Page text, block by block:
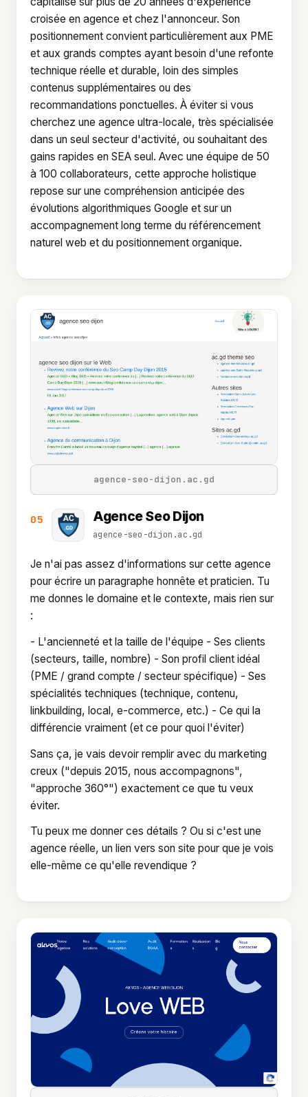
croisée en agence et chez l'annonceur. Son
positionnement convient particulièrement aux PME
et aux grands comptes ayant besoin d'une refonte
technique réelle et durable, loin des simples
contenus supplémentaires ou des
recommandations ponctuelles. À éviter si vous
cherchez une agence ultra-locale, très spécialisée
dans un seul secteur d'activité, ou souhaitant des
gains rapides en SEA seul. Avec une équipe de 50
à 100 collaborateurs, cette approche holistique
repose sur une compréhension anticipée des
évolutions algorithmiques Google et sur un
accompagnement long terme du référencement
naturel web et du positionnement organique.
05 Agence Seo Dijon
agence-seo-dijon.ac.gd
Je n'ai pas assez d'informations sur cette agence
pour écrire un paragraphe honnête et praticien. Tu
me donnes le domaine et le contexte, mais rien sur
:
- L'ancienneté et la taille de l'équipe - Ses clients
(secteurs, taille, nombre) - Son profil client idéal
(PME / grand compte / secteur spécifique) - Ses
spécialités techniques (technique, contenu,
linkbuilding, local, e-commerce, etc.) - Ce qui la
différencie vraiment (et ce pour quoi l'éviter)
Sans ça, je vais devoir remplir avec du marketing
creux ("depuis 2015, nous accompagnons",
"approche 360°") exactement ce que tu veux
éviter.
Tu peux me donner ces détails ? Ou si c'est une
agence réelle, un lien vers son site pour que je vois
elle-même ce qu'elle revendique ?
agence-seo-dijon.ac.gd